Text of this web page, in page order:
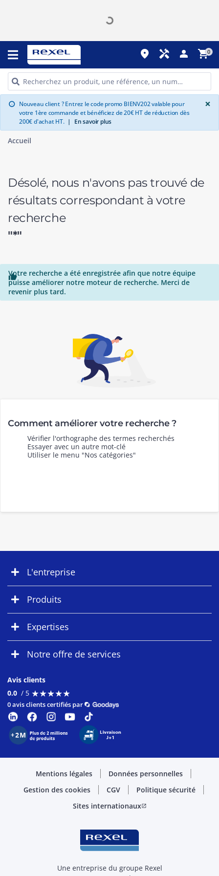
place handyman person shopping_cart0
info Nouveau client ? Entrez le code promo BIENV202 valable pour
votre 1ère commande et bénéficiez de 20€ HT de réduction dès
200€ d'achat HT. | En savoir plus
×
Accueil
Désolé, nous n'avons pas trouvé de
résultats correspondant à votre
recherche
"*"

Votre recherche a été enregistrée afin que notre équipe
puisse améliorer notre moteur de recherche. Merci de
revenir plus tard.
Comment améliorer votre recherche ?
Vérifier l'orthographe des termes recherchés
Essayer avec un autre mot-clé
Utiliser le menu "Nos catégories"
L'entreprise
Produits
Expertises
Notre offre de services
Avis clients
0.0 / 5 ★★★★★
★★★★★
0 avis clients certifiés par
Mentions légales
Données personnelles
Gestion des cookies
CGV
Politique sécurité
Sites internationauxopen_in_new
Une entreprise du groupe Rexel